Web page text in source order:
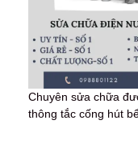
Chuyên sửa chữa
thông tắc cống hút